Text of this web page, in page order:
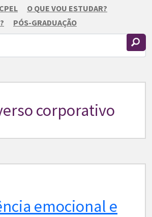
O QUE VOU ESTUDAR?
PÓS-GRADUAÇÃO
corporativo
emocional e